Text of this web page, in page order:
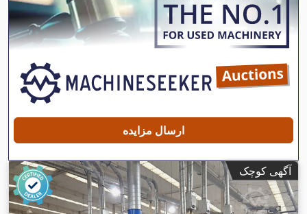
ارسال مزایده
آگهی کوچک